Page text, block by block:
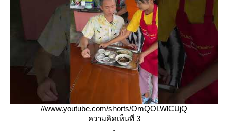
//www.youtube.com/shorts/OmQOLWlCUjQ
ความคิดเห็นที่ 3
.